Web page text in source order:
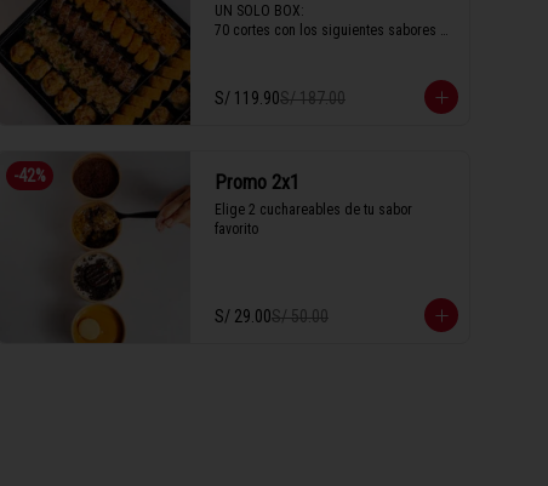
UN SOLO BOX:
70 cortes con los siguientes sabores
- New California
- Avocado
S/ 119.90S/ 187.00
-42% Promo 2x1
Elige 2 cuchareables de tu sabor
favorito
S/ 29.00S/ 50.00